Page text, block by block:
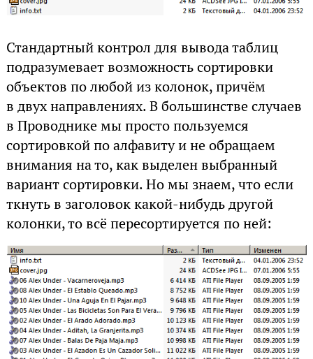
Стандартный контрол для вывода таблиц
подразумевает возможность сортировки
объектов по любой из колонок, причём
в двух направлениях. В большинстве случаев
в Проводнике мы просто пользуемся
сортировкой по алфавиту и не обращаем
внимания на то, как выделен выбранный
вариант сортировки. Но мы знаем, что если
ткнуть в заголовок какой-нибудь другой
колонки, то всё пересортируется по ней: